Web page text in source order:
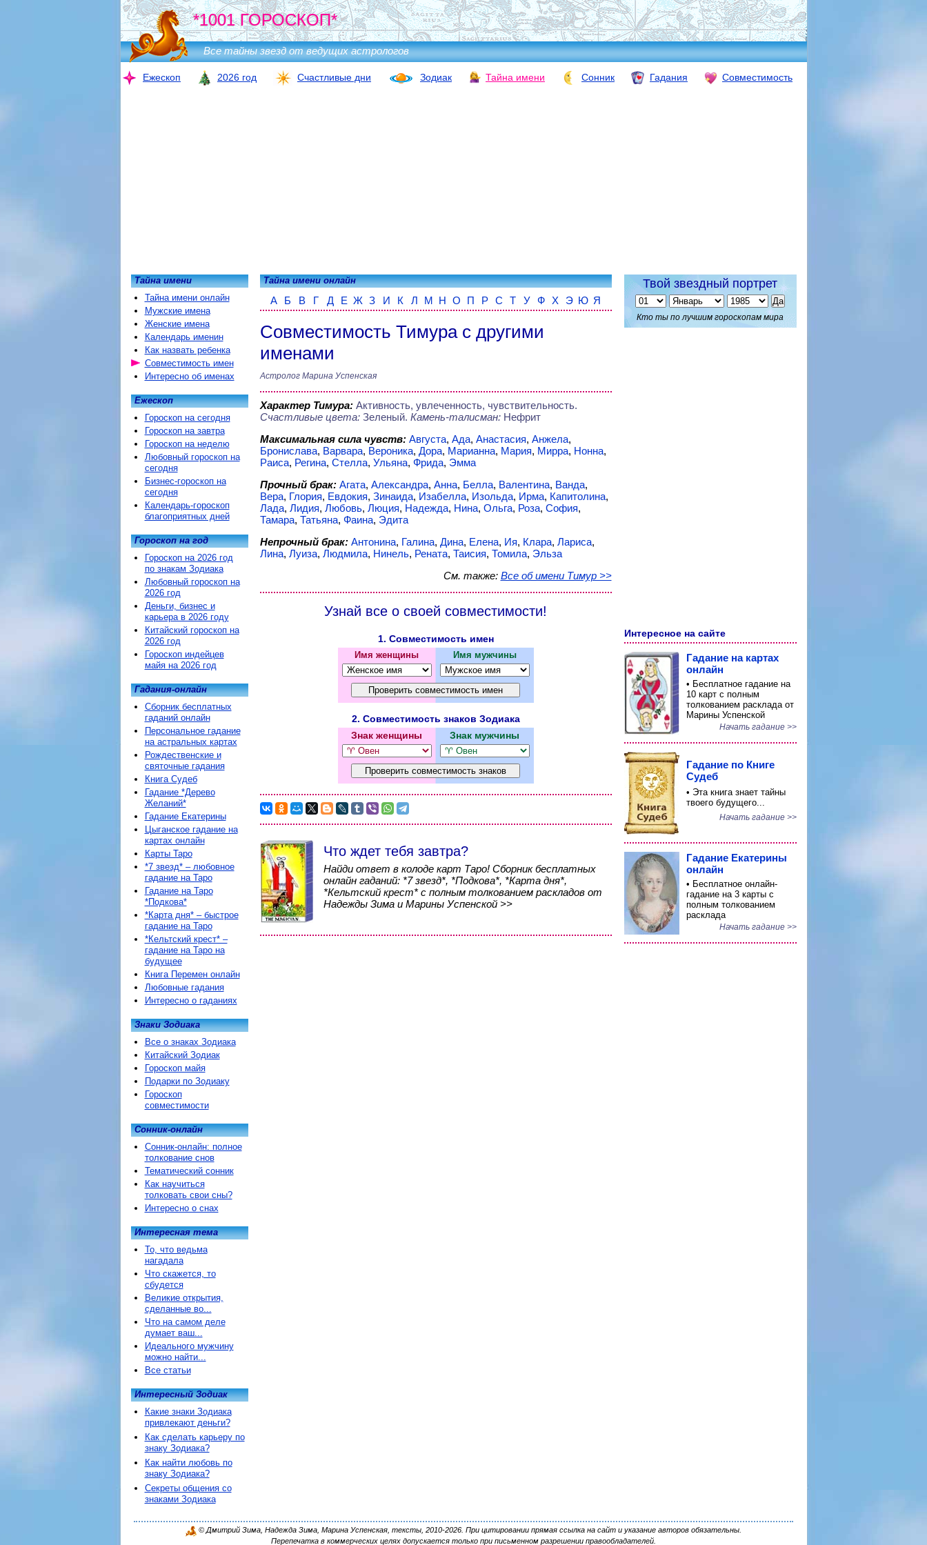
*1001 ГОРОСКОП*
Все тайны звезд от ведущих астрологов
Ежескоп 2026 год Счастливые дни Зодиак Тайна имени Сонник Гадания Совместимость
Тайна имени онлайн
А Б В Г Д Е Ж З И К Л М Н О П Р С Т У Ф Х Э Ю Я
Совместимость Тимура с другими
именами
Астролог Марина Успенская
Характер Тимура: Активность, увлеченность, чувствительность.
Счастливые цвета: Зеленый. Камень-талисман: Нефрит
Максимальная сила чувств: Августа, Ада, Анастасия, Анжела,
Бронислава, Варвара, Вероника, Дора, Марианна, Мария, Мирра, Нонна,
Раиса, Регина, Стелла, Ульяна, Фрида, Эмма
Прочный брак: Агата, Александра, Анна, Белла, Валентина, Ванда,
Вера, Глория, Евдокия, Зинаида, Изабелла, Изольда, Ирма, Капитолина,
Лада, Лидия, Любовь, Люция, Надежда, Нина, Ольга, Роза, София,
Тамара, Татьяна, Фаина, Эдита
Непрочный брак: Антонина, Галина, Дина, Елена, Ия, Клара, Лариса,
Лина, Луиза, Людмила, Нинель, Рената, Таисия, Томила, Эльза
См. также: Все об имени Тимур >>
Узнай все о своей совместимости!
1. Совместимость имен
Имя женщины Имя мужчины
2. Совместимость знаков Зодиака
Знак женщины
Знак мужчины
Что ждет тебя завтра?
Найди ответ в колоде карт Таро! Сборник бесплатных
онлайн гаданий: *7 звезд*, *Подкова*, *Карта дня*,
*Кельтский крест* с полным толкованием раскладов от
Надежды Зима и Марины Успенской >>
Тайна имени
Тайна имени онлайн
Мужские имена
Женские имена
Календарь именин
Как назвать ребенка
Совместимость имен
Интересно об именах
Ежескоп
Гороскоп на сегодня
Гороскоп на завтра
Гороскоп на неделю
Любовный гороскоп на
сегодня
Бизнес-гороскоп на
сегодня
Календарь-гороскоп
благоприятных дней
Гороскоп на год
Гороскоп на 2026 год
по знакам Зодиака
Любовный гороскоп на
2026 год
Деньги, бизнес и
карьера в 2026 году
Китайский гороскоп на
2026 год
Гороскоп индейцев
майя на 2026 год
Гадания-онлайн
Сборник бесплатных
гаданий онлайн
Персональное гадание
на астральных картах
Рождественские и
святочные гадания
Книга Судеб
Гадание *Дерево
Желаний*
Гадание Екатерины
Цыганское гадание на
картах онлайн
Карты Таро
*7 звезд* – любовное
гадание на Таро
Гадание на Таро
*Подкова*
*Карта дня* – быстрое
гадание на Таро
*Кельтский крест* –
гадание на Таро на
будущее
Книга Перемен онлайн
Любовные гадания
Интересно о гаданиях
Знаки Зодиака
Все о знаках Зодиака
Китайский Зодиак
Гороскоп майя
Подарки по Зодиаку
Гороскоп
совместимости
Сонник-онлайн
Сонник-онлайн: полное
толкование снов
Тематический сонник
Как научиться
толковать свои сны?
Интересно о снах
Интересная тема
То, что ведьма
нагадала
Что скажется, то
сбудется
Великие открытия,
сделанные во...
Что на самом деле
думает ваш...
Идеального мужчину
можно найти...
Все статьи
Интересный Зодиак
Какие знаки Зодиака
привлекают деньги?
Как сделать карьеру по
знаку Зодиака?
Как найти любовь по
знаку Зодиака?
Секреты общения со
знаками Зодиака
Твой звездный портрет
Кто ты по лучшим гороскопам мира
Интересное на сайте
Гадание на картах
онлайн
• Бесплатное гадание на
10 карт с полным
толкованием расклада от
Марины Успенской
Начать гадание >>
Гадание по Книге
Судеб
• Эта книга знает тайны
твоего будущего...
Начать гадание >>
Гадание Екатерины
онлайн
• Бесплатное онлайн-
гадание на 3 карты с
полным толкованием
расклада
Начать гадание >>
© Дмитрий Зима, Надежда Зима, Марина Успенская, тексты, 2010-2026. При цитировании прямая ссылка на сайт и указание авторов обязательны.
Перепечатка в коммерческих целях допускается только при письменном разрешении правообладателей.